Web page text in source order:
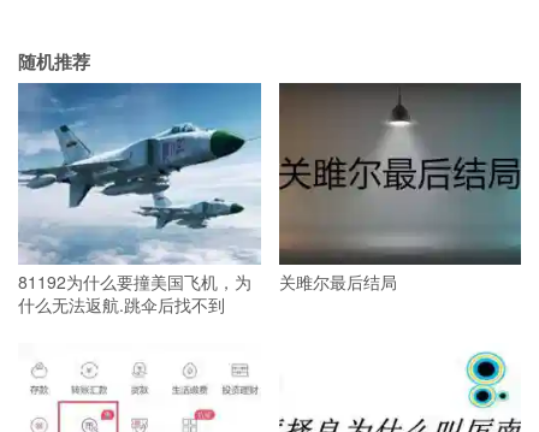
随机推荐
81192为什么要撞美国飞机，为
什么无法返航.跳伞后找不到
关雎尔最后结局